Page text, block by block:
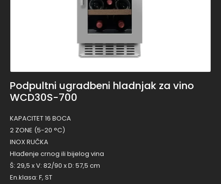
Podpultni ugradbeni hladnjak za vino
WCD30S-700
KAPACITET 16 BOCA
2 ZONE (5-20 °C)
INOX RUČKA
Hlađenje crnog ili bijelog vina
Š: 29,5 x V: 82/90 x D: 57,5 cm
En.klasa: F, ST